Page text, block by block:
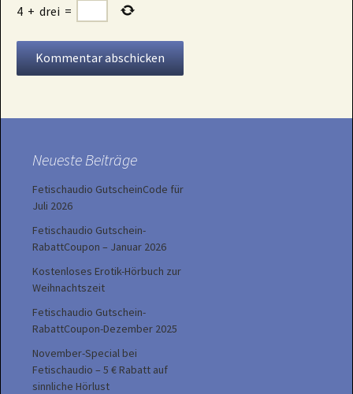
4 + drei =
Neueste Beiträge
Fetischaudio GutscheinCode für
Juli 2026
Fetischaudio Gutschein-
RabattCoupon – Januar 2026
Kostenloses Erotik-Hörbuch zur
Weihnachtszeit
Fetischaudio Gutschein-
RabattCoupon-Dezember 2025
November-Special bei
Fetischaudio – 5 € Rabatt auf
sinnliche Hörlust